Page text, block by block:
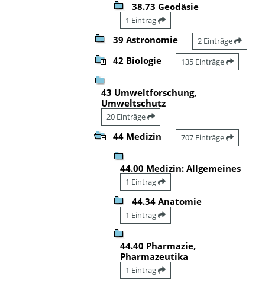
38.73 Geodäsie
1 Eintrag
39 Astronomie 2 Einträge
42 Biologie 135 Einträge
43 Umweltforschung,
Umweltschutz
20 Einträge
44 Medizin 707 Einträge
44.00 Medizin: Allgemeines
1 Eintrag
44.34 Anatomie
1 Eintrag
44.40 Pharmazie,
Pharmazeutika
1 Eintrag